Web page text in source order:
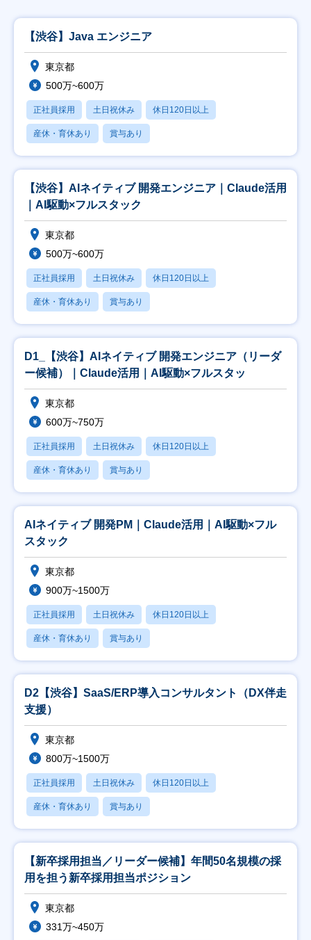
【渋谷】Java エンジニア
東京都
500万~600万
正社員採用 土日祝休み 休日120日以上
産休・育休あり 賞与あり
【渋谷】AIネイティブ 開発エンジニア｜Claude活用
｜AI駆動×フルスタック
東京都
500万~600万
正社員採用 土日祝休み 休日120日以上
産休・育休あり 賞与あり
D1_【渋谷】AIネイティブ 開発エンジニア（リーダ
ー候補）｜Claude活用｜AI駆動×フルスタッ
東京都
600万~750万
正社員採用 土日祝休み 休日120日以上
産休・育休あり 賞与あり
AIネイティブ 開発PM｜Claude活用｜AI駆動×フル
スタック
東京都
900万~1500万
正社員採用 土日祝休み 休日120日以上
産休・育休あり 賞与あり
D2【渋谷】SaaS/ERP導入コンサルタント（DX伴走
支援）
東京都
800万~1500万
正社員採用 土日祝休み 休日120日以上
産休・育休あり 賞与あり
【新卒採用担当／リーダー候補】年間50名規模の採
用を担う新卒採用担当ポジション
東京都
331万~450万